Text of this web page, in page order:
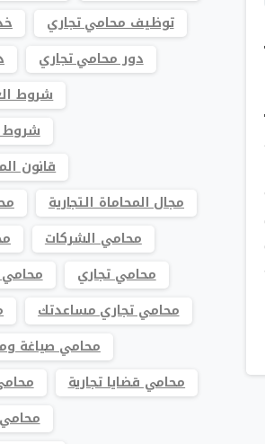
توظيف محامي تجاري
دور محامي تجاري
شروط
شروط
قانون
مجال المحاماة التجارية
محامي الشركات
محامي تجاري
محامي تجاري مساعدتك
محامي صياغة
محامي قضايا تجارية